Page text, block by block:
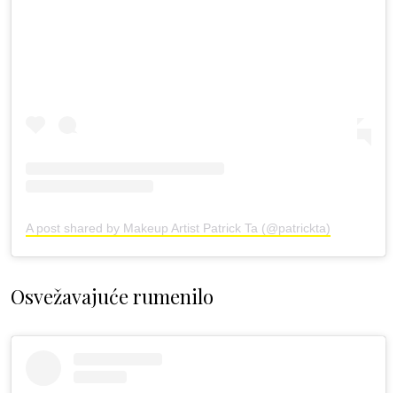
A post shared by Makeup Artist Patrick Ta (@patrickta)
Osvežavajuće rumenilo